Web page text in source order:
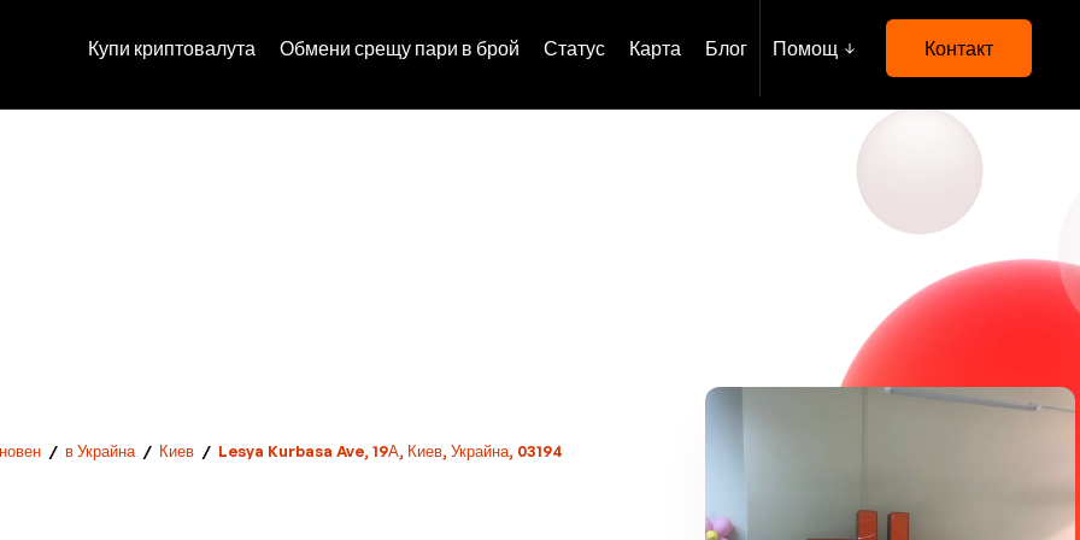
Купи криптовалута Обмени срещу пари в брой Статус Карта Блог Помощ Контакт
/ в Украйна / Киев / Lesya Kurbasa Ave, 19А, Киев, Украйна, 03194